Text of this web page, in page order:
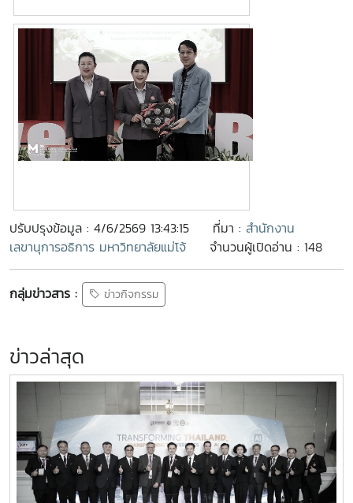
ปรับปรุงข้อมูล : 4/6/2569 13:43:15 ที่มา : สำนักงาน
เลขานุการอธิการ มหาวิทยาลัยแม่โจ้
จำนวนผู้เปิดอ่าน : 148
กลุ่มข่าวสาร : ข่าวกิจกรรม
ข่าวล่าสุด